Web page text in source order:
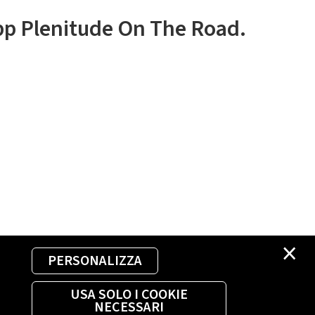
×
PERSONALIZZA
USA SOLO I COOKIE
NECESSARI
Plenitude On The Road.